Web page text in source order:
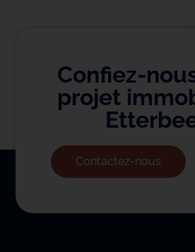
Confiez-
projet
Contactez-nous